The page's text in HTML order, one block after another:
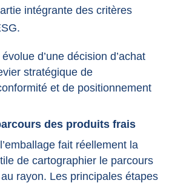
intégrante des critères
d’une décision d’achat
stratégique de
et de positionnement
des produits frais
fait réellement la
de cartographier le parcours
rayon. Les principales étapes